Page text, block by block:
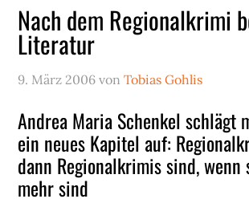
Nach dem Regionalkrimi
Literatur
9. März 2006 vonTobias Gohlis
Andrea Maria Schenkel schlägt
ein neues Kapitel auf:
dann Regionalkrimis sind, wenn
mehr sind